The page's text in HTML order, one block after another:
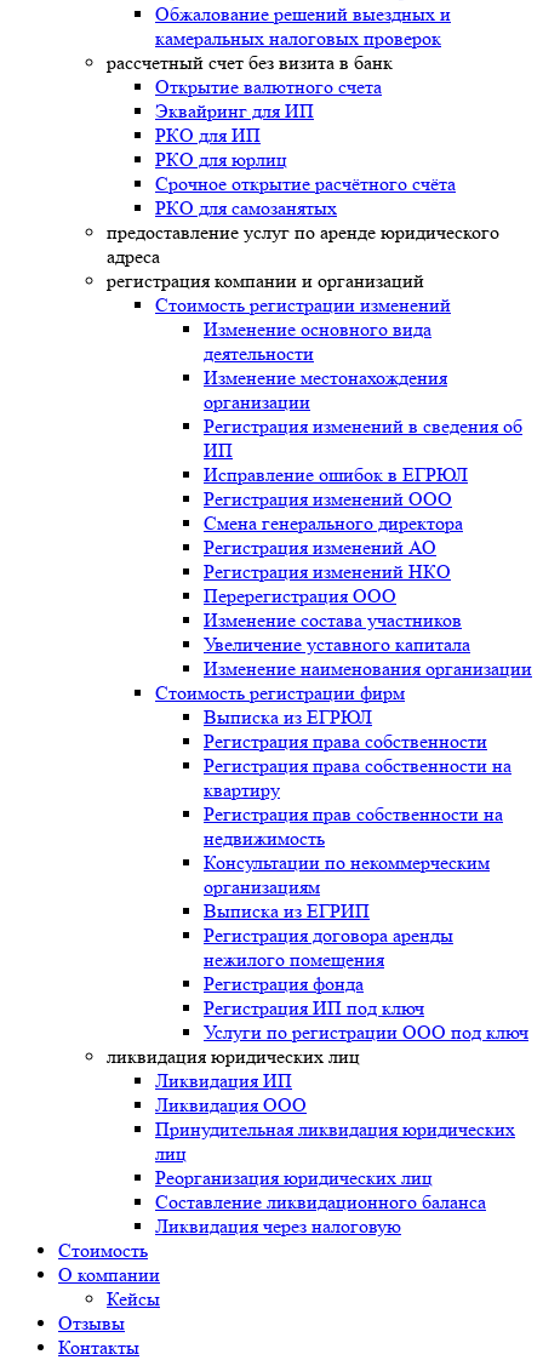
Обжалование решений выездных и
камеральных налоговых проверок
рассчетный счет без визита в банк
Открытие валютного счета
Эквайринг для ИП
РКО для ИП
РКО для юрлиц
Срочное открытие расчётного счёта
РКО для самозанятых
предоставление услуг по аренде юридического
адреса
регистрация компании и организаций
Стоимость регистрации изменений
Изменение основного вида
деятельности
Изменение местонахождения
организации
Регистрация изменений в сведения об
ИП
Исправление ошибок в ЕГРЮЛ
Регистрация изменений ООО
Смена генерального директора
Регистрация изменений АО
Регистрация изменений НКО
Перерегистрация ООО
Изменение состава участников
Увеличение уставного капитала
Изменение наименования организации
Стоимость регистрации фирм
Выписка из ЕГРЮЛ
Регистрация права собственности
Регистрация права собственности на
квартиру
Регистрация прав собственности на
недвижимость
Консультации по некоммерческим
организациям
Выписка из ЕГРИП
Регистрация договора аренды
нежилого помещения
Регистрация фонда
Регистрация ИП под ключ
Услуги по регистрации ООО под ключ
ликвидация юридических лиц
Ликвидация ИП
Ликвидация ООО
Принудительная ликвидация юридических
лиц
Реорганизация юридических лиц
Составление ликвидационного баланса
Ликвидация через налоговую
Стоимость
О компании
Кейсы
Отзывы
Контакты